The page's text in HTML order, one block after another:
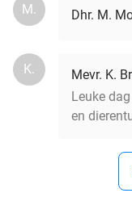
M. Dhr. M.
K.
Mevr. K.
Leuke
en